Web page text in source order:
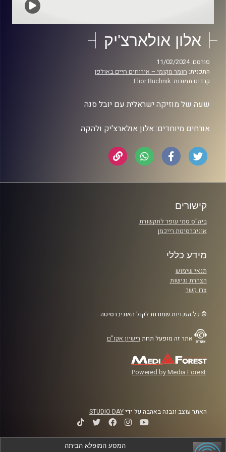
אלון אולארצ'יק
פורסם: 11/02/2024
התכנית: חומר מקומי – אירוחים חיים באולפן
קרדיט תמונות: Elior Buchnik
שעה של מוזיקה ישראלית עם יובל סנה
אורחים מיוחדים: אלון אולארצ'יק ולהקה
קישורים
ביה"ס סמי עופר לתקשורת
אוניברסיטת רייכמן
מידע כללי
תנאי שימוש
הצהרת נגישות
צרו קשר
© כל הזכויות שמורות לקול האוניברסיטה
אתר זה מופעל תחת רישיון אקו"ם
Powered by Media Forest
האתר עוצב ונבנה באהבה על ידיSTUDIO DAY
המסע המופלא הביתה